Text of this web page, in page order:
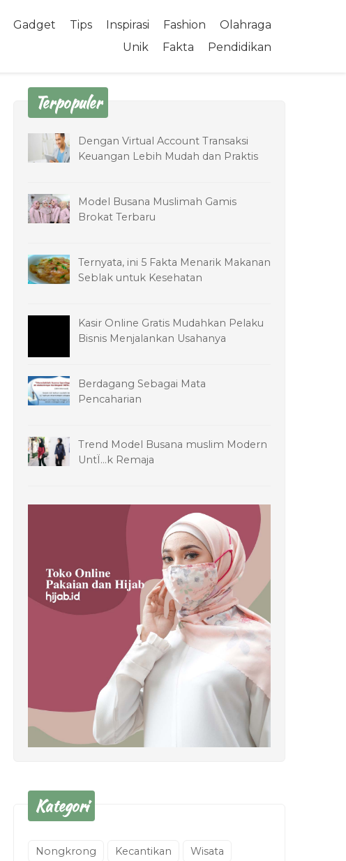
Gadget Tips Inspirasi Fashion
Olahraga
Unik
Fakta Pendidikan
Terpopuler
Dengan Virtual Account Transaksi
Keuangan Lebih Mudah dan Praktis
Model Busana Muslimah Gamis
Brokat Terbaru
Ternyata, ini 5 Fakta Menarik Makanan
Seblak untuk Kesehatan
Kasir Online Gratis Mudahkan Pelaku
Bisnis Menjalankan Usahanya
Berdagang Sebagai Mata
Pencaharian
Trend Model Busana muslim Modern
UntÏ…k Remaja
Kategori
Nongkrong Kecantikan Wisata